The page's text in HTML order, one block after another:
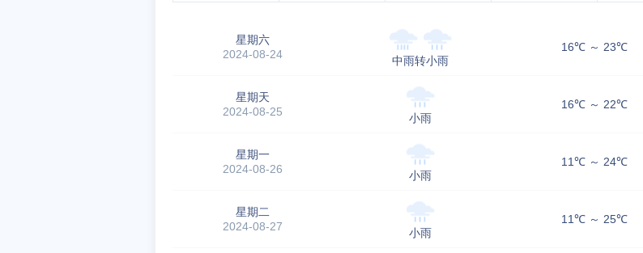
星期六
2024-08-24
中雨转小雨
16℃ ～ 23℃
星期天
2024-08-25
小雨
16℃ ～ 22℃
星期一
2024-08-26
小雨
11℃ ～ 24℃
星期二
2024-08-27
小雨
11℃ ～ 25℃